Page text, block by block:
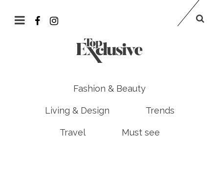
Fashion & Beauty
Living & Design Trends
Travel Must see